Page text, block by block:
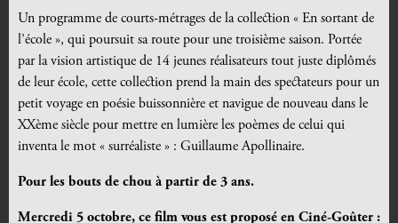
Un programme de courts-métrages de la collection « En sortant de
l’école », qui poursuit sa route pour une troisième saison. Portée
par la vision artistique de 14 jeunes réalisateurs tout juste diplômés
de leur école, cette collection prend la main des spectateurs pour un
petit voyage en poésie buissonnière et navigue de nouveau dans le
XXème siècle pour mettre en lumière les poèmes de celui qui
inventa le mot « surréaliste » : Guillaume Apollinaire.
Pour les bouts de chou à partir de 3 ans.
Mercredi 5 octobre, ce film vous est proposé en Ciné-Goûter :